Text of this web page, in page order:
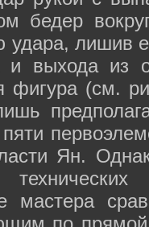
бедер
удара, лишив
и выхода из
фигура (см.
Ян.
мастера